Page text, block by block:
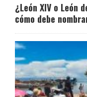
¿León XIV o León
cómo debe